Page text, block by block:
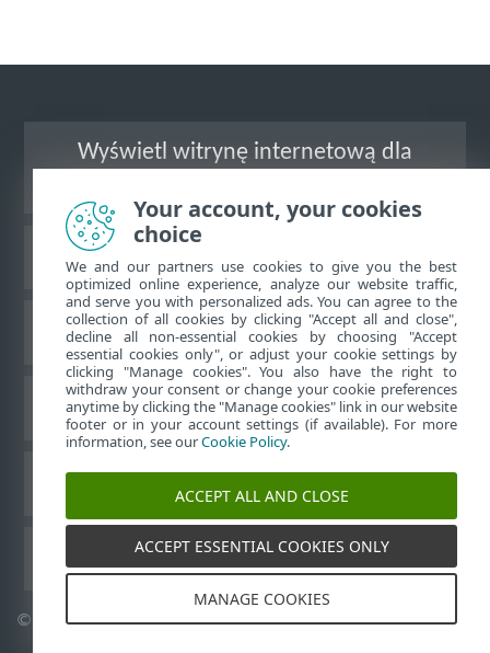
Wyświetl witrynę internetową dla
Baza wiedzy ESET
Forum ESET
Pomoc regionalna
Podręczniki użytkownika ESET
© 1992-2026ESET, spol. s r.o. – Wszelkie prawa zastrzeżone.
Your account, your cookies
choice
We and our partners use cookies to give you the best
optimized online experience, analyze our website traffic,
and serve you with personalized ads. You can agree to the
collection of all cookies by clicking "Accept all and close",
decline all non-essential cookies by choosing "Accept
essential cookies only", or adjust your cookie settings by
clicking "Manage cookies". You also have the right to
withdraw your consent or change your cookie preferences
anytime by clicking the "Manage cookies" link in our website
footer or in your account settings (if available). For more
information, see ourCookie Policy.
ACCEPT ALL AND CLOSE
ACCEPT ESSENTIAL COOKIES ONLY
MANAGE COOKIES